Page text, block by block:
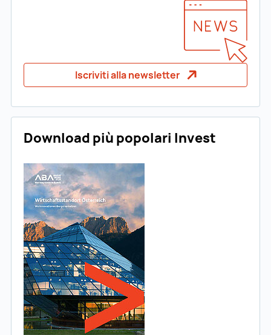
Iscriviti alla newsletter
Download più popolari Invest